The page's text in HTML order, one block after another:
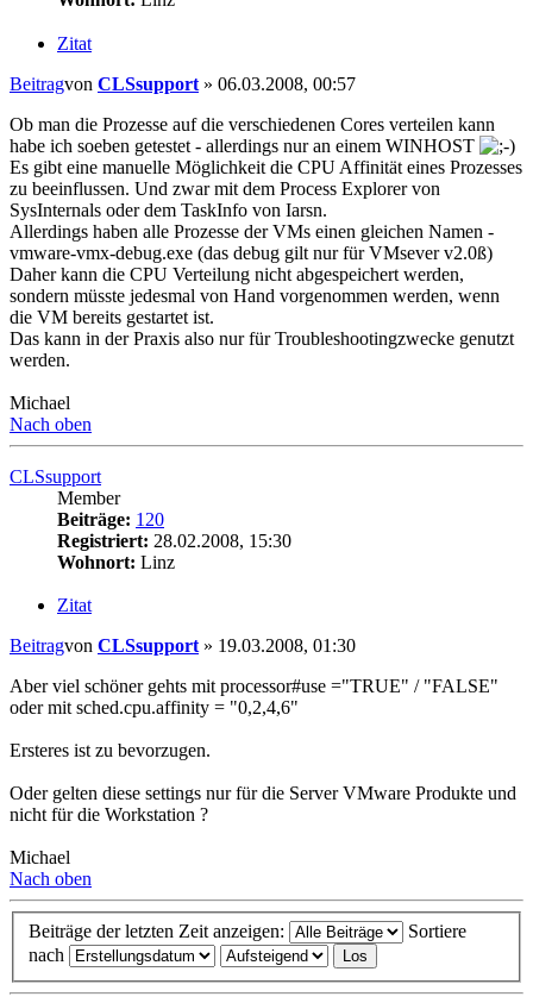
Zitat
Beitragvon CLSsupport » 06.03.2008, 00:57
Ob man die Prozesse auf die verschiedenen Cores verteilen kann
habe ich soeben getestet - allerdings nur an einem WINHOST
Es gibt eine manuelle Möglichkeit die CPU Affinität eines Prozesses
zu beeinflussen. Und zwar mit dem Process Explorer von
SysInternals oder dem TaskInfo von Iarsn.
Allerdings haben alle Prozesse der VMs einen gleichen Namen -
vmware-vmx-debug.exe (das debug gilt nur für VMsever v2.0ß)
Daher kann die CPU Verteilung nicht abgespeichert werden,
sondern müsste jedesmal von Hand vorgenommen werden, wenn
die VM bereits gestartet ist.
Das kann in der Praxis also nur für Troubleshootingzwecke genutzt
werden.
Michael
Nach oben
CLSsupport
Member
Beiträge: 120
Registriert: 28.02.2008, 15:30
Wohnort: Linz
Zitat
Beitragvon CLSsupport» 19.03.2008, 01:30
Aber viel schöner gehts mit processor#use ="TRUE" / "FALSE"
oder mit sched.cpu.affinity = "0,2,4,6"
Ersteres ist zu bevorzugen.
Oder gelten diese settings nur für die Server VMware Produkte und
nicht für die Workstation ?
Michael
Nach oben
Beiträge der letzten Zeit anzeigen:
Sortiere
nach